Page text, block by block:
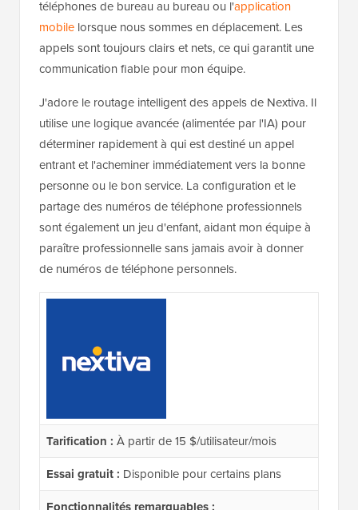
téléphones de bureau au bureau ou l'application
mobile lorsque nous sommes en déplacement. Les
appels sont toujours clairs et nets, ce qui garantit une
communication fiable pour mon équipe.
J'adore le routage intelligent des appels de Nextiva. Il
utilise une logique avancée (alimentée par l'IA) pour
déterminer rapidement à qui est destiné un appel
entrant et l'acheminer immédiatement vers la bonne
personne ou le bon service. La configuration et le
partage des numéros de téléphone professionnels
sont également un jeu d'enfant, aidant mon équipe à
paraître professionnelle sans jamais avoir à donner
de numéros de téléphone personnels.
Tarification : À partir de 15 $/utilisateur/mois
Essai gratuit : Disponible pour certains plans